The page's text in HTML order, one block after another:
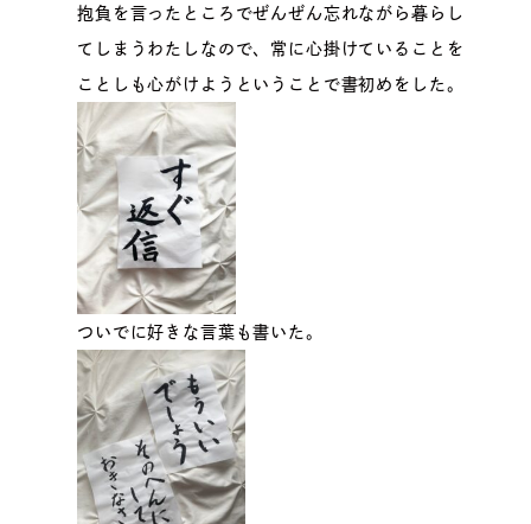
抱負を言ったところでぜんぜん忘れながら暮らし
てしまうわたしなので、常に心掛けていることを
ことしも心がけようということで書初めをした。
ついでに好きな言葉も書いた。